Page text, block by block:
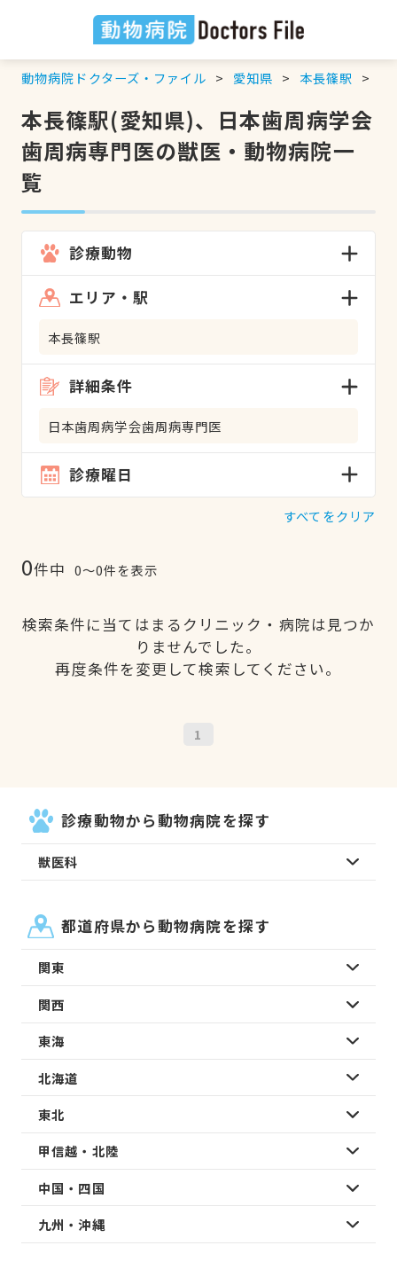
動物病院ドクターズ・ファイル 愛知県 本長篠駅
本長篠駅(愛知県)、日本歯周病学会
歯周病専門医の獣医・動物病院一
覧
診療動物
エリア・駅
本長篠駅
詳細条件
日本歯周病学会歯周病専門医
診療曜日
すべてをクリア
0件中 0〜0件を表示
検索条件に当てはまるクリニック・病院は見つか
りませんでした。
再度条件を変更して検索してください。
1
診療動物から動物病院を探す
獣医科
都道府県から動物病院を探す
関東
関西
東海
北海道
東北
甲信越・北陸
中国・四国
九州・沖縄